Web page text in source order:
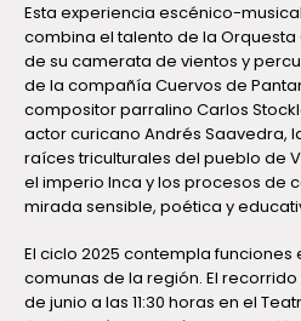
Esta experiencia escénico-
combina el talento de la Orquesta
de su camerata de vientos y
de la compañía Cuervos de
compositor parralino Carlos
actor curicano Andrés Saavedra,
raíces triculturales del pueblo de
el imperio Inca y los procesos de
mirada sensible, poética y
El ciclo 2025 contempla
comunas de la región. El recorrido
de junio a las 11:30 horas en el